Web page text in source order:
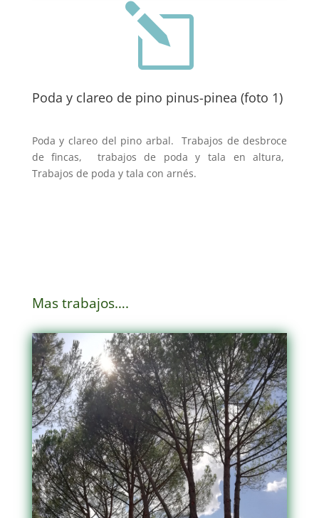
l
Poda y clareo de pino pinus-pinea (foto 1)
Poda y clareo del pino arbal. Trabajos de desbroce
de fincas, trabajos de poda y tala en altura,
Trabajos de poda y tala con arnés.
Mas trabajos….